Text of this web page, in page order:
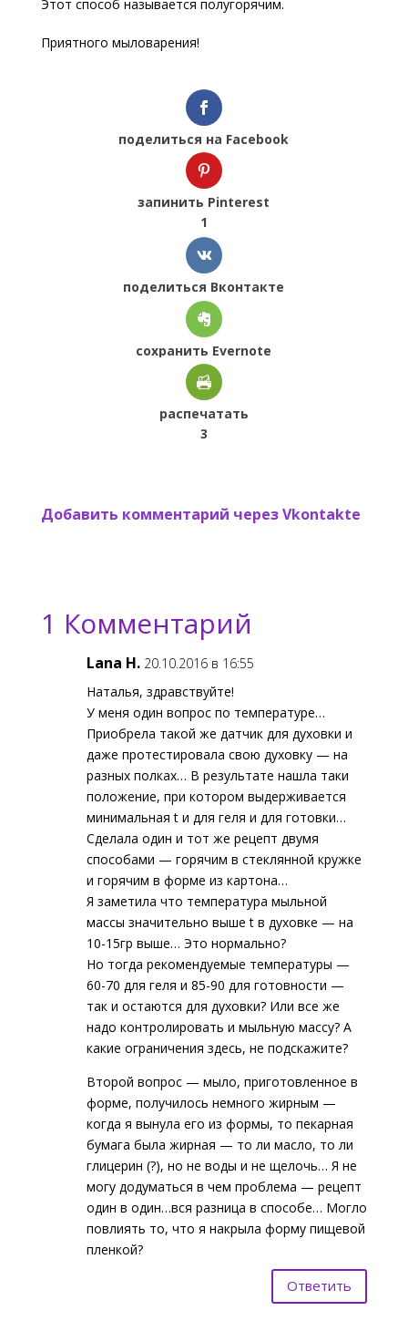
Этот способ называется полугорячим.
Приятного мыловарения!
поделиться на Facebook
запинить Pinterest
1
поделиться Вконтакте
сохранить Evernote
распечатать
3
Добавить комментарий через Vkontakte
1 Комментарий
Lana H. 20.10.2016 в 16:55
Наталья, здравствуйте!
У меня один вопрос по температуре…
Приобрела такой же датчик для духовки и
даже протестировала свою духовку — на
разных полках… В результате нашла таки
положение, при котором выдерживается
минимальная t и для геля и для готовки…
Сделала один и тот же рецепт двумя
способами — горячим в стеклянной кружке
и горячим в форме из картона…
Я заметила что температура мыльной
массы значительно выше t в духовке — на
10-15гр выше… Это нормально?
Но тогда рекомендуемые температуры —
60-70 для геля и 85-90 для готовности —
так и остаются для духовки? Или все же
надо контролировать и мыльную массу? А
какие ограничения здесь, не подскажите?
Второй вопрос — мыло, приготовленное в
форме, получилось немного жирным —
когда я вынула его из формы, то пекарная
бумага была жирная — то ли масло, то ли
глицерин (?), но не воды и не щелочь… Я не
могу додуматься в чем проблема — рецепт
один в один…вся разница в способе… Могло
повлиять то, что я накрыла форму пищевой
пленкой?
Ответить